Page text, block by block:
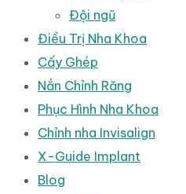
Đội ngũ
Điều Trị Nha Khoa
Cấy Ghép
Nắn Chỉnh Răng
Phục Hình Nha Khoa
Chỉnh nha Invisalign
X-Guide Implant
Blog